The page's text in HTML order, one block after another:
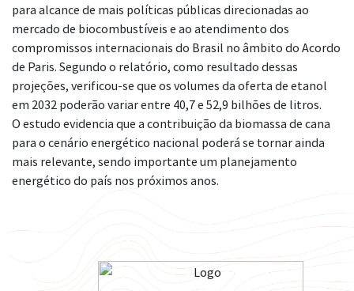
para alcance de mais políticas públicas direcionadas ao
mercado de biocombustíveis e ao atendimento dos
compromissos internacionais do Brasil no âmbito do Acordo
de Paris. Segundo o relatório, como resultado dessas
projeções, verificou-se que os volumes da oferta de etanol
em 2032 poderão variar entre 40,7 e 52,9 bilhões de litros.
O estudo evidencia que a contribuição da biomassa de cana
para o cenário energético nacional poderá se tornar ainda
mais relevante, sendo importante um planejamento
energético do país nos próximos anos.